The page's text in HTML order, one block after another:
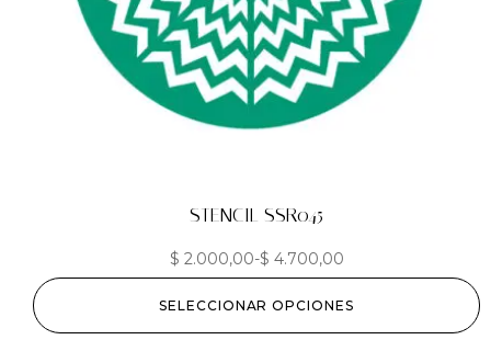
STENCIL SSR045
$ 2.000,00-$ 4.700,00
SELECCIONAR OPCIONES